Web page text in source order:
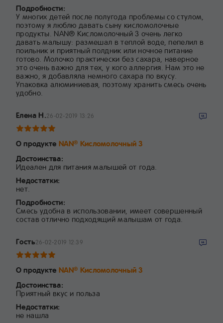
Подробности:
У многих детей после полугода проблемы со стулом,
поэтому я люблю давать сыну кисломолочные
продукты. NAN® Кисломолочный 3 очень легко
давать малышу: размешал в теплой воде, пепелил в
поильник и приятный полдник или ночное питание
готово. Молочко практически без сахара, наверное
это очень важно для тех, у кого аллергия. Нам это не
важно, я добавляла немного сахара по вкусу.
Упаковка алюминиевая, поэтому хранить смесь очень
удобно.
Елена Н.26-02-2019 13:26
О продукте NAN® Кисломолочный 3
Достоинства:
Идеален для питания малышей от года.
Недостатки:
нет.
Подробности:
Смесь удобна в использовании, имеет совершенный
состав отлично подходящий малышам от года.
Гость26-02-2019 12:39
О продукте NAN® Кисломолочный 3
Достоинства:
Приятный вкус и польза
Недостатки:
не нашла